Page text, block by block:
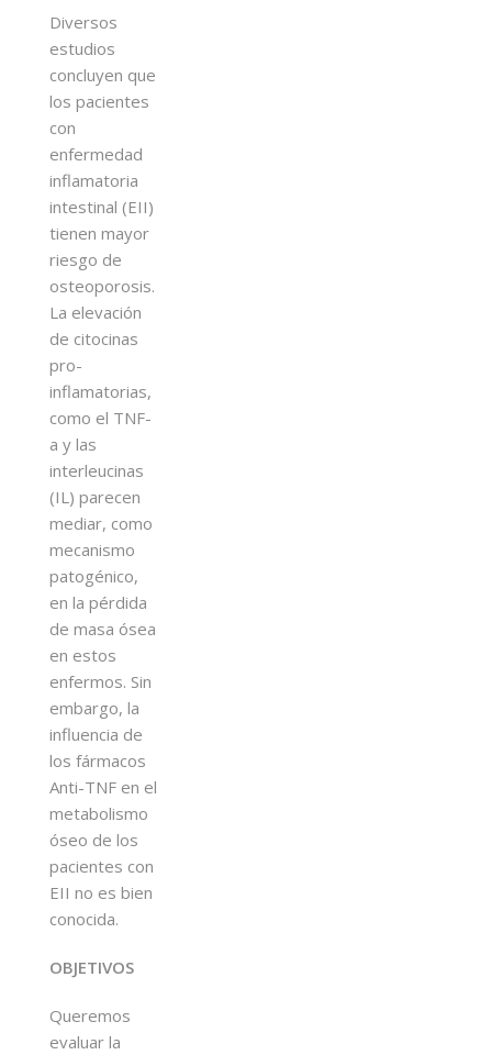
Diversos
estudios
concluyen que
los pacientes
con
enfermedad
inflamatoria
intestinal (EII)
tienen mayor
riesgo de
osteoporosis.
La elevación
de citocinas
pro-
inflamatorias,
como el TNF-
a y las
interleucinas
(IL) parecen
mediar, como
mecanismo
patogénico,
en la pérdida
de masa ósea
en estos
enfermos. Sin
embargo, la
influencia de
los fármacos
Anti-TNF en el
metabolismo
óseo de los
pacientes con
EII no es bien
conocida.
OBJETIVOS
Queremos
evaluar la